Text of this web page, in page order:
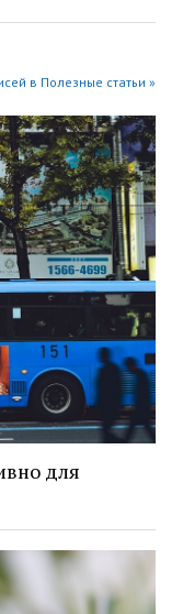
в Полезные статьи »
для